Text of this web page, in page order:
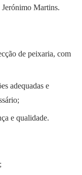
Martins.
de peixaria, com
adequadas e
e qualidade.